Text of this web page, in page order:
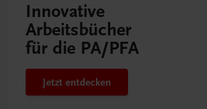
Innovative
Arbeitsbücher
für die PA/PFA
Jetzt entdecken